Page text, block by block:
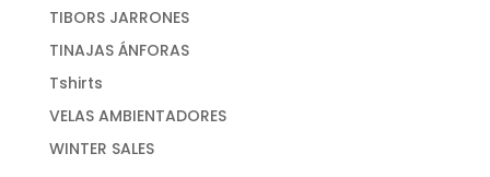
TIBORS JARRONES
TINAJAS ÁNFORAS
Tshirts
VELAS AMBIENTADORES
WINTER SALES